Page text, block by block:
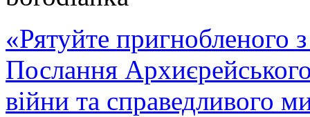
«Рятуйте пригнобленого
Послання
війни та справедливого